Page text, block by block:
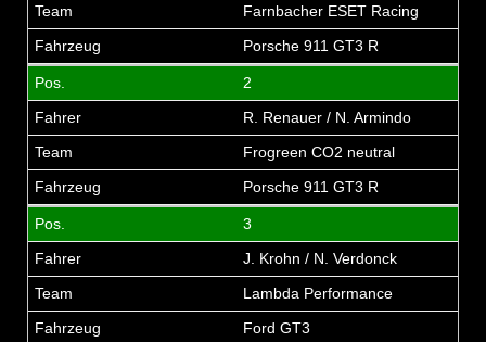
Farnbacher ESET Racing
Porsche 911 GT3 R
2
R. Renauer / N. Armindo
Frogreen CO2 neutral
Porsche 911 GT3 R
3
J. Krohn / N. Verdonck
Lambda Performance
Ford GT3